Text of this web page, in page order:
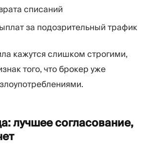
списаний
за подозрительный трафик
кажутся слишком строгими,
того, что брокер уже
лучшее согласование,